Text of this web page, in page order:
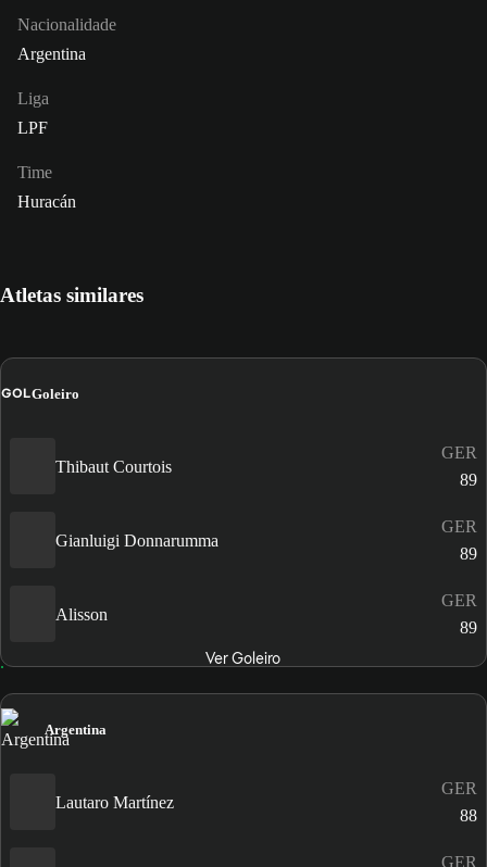
Nacionalidade
Argentina
Liga
LPF
Time
Huracán
Atletas similares
GOLGoleiro
Thibaut Courtois
GER
89
Gianluigi Donnarumma
GER
89
Alisson
GER
89
Ver Goleiro
Argentina
Lautaro Martínez
GER
88
GER